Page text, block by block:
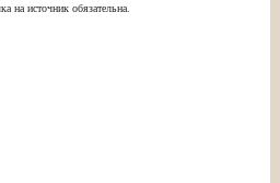
на источник обязательна.